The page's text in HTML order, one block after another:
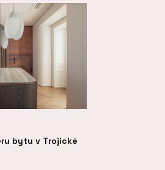
bytu v Trojické